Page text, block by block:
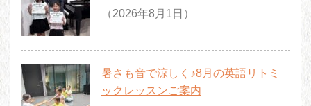
（2026年8月1日）
暑さも音で涼しく♪8月の英語リトミ
ックレッスンご案内